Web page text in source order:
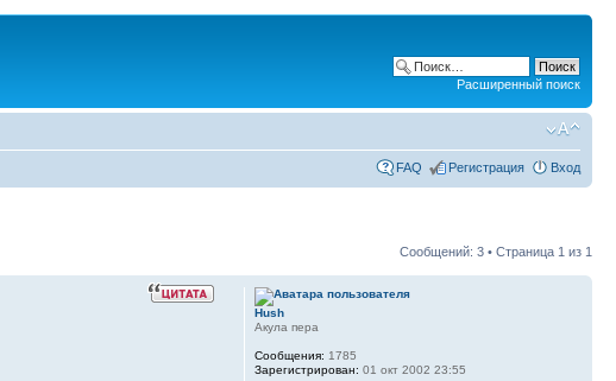
Расширенный поиск
FAQ Регистрация Вход
Сообщений: 3 • Страница 1 из 1
Hush
Акула пера
Сообщения: 1785
Зарегистрирован: 01 окт 2002 23:55